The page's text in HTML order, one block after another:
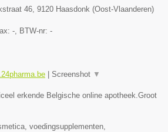
46 9120 Haasdonk (Oost-Vlaanderen)
- , BTW-nr: -
Screenshot ▼
erkende Belgische online apotheek.Groot
voedingsupplementen,